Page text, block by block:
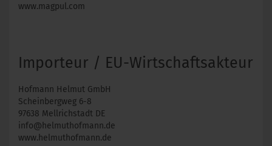
www.magpul.com
Importeur / EU-Wirtschaftsakteur
Hofmann Helmut GmbH
Scheinbergweg 6-8
97638 Mellrichstadt DE
info@helmuthofmann.de
www.helmuthofmann.de